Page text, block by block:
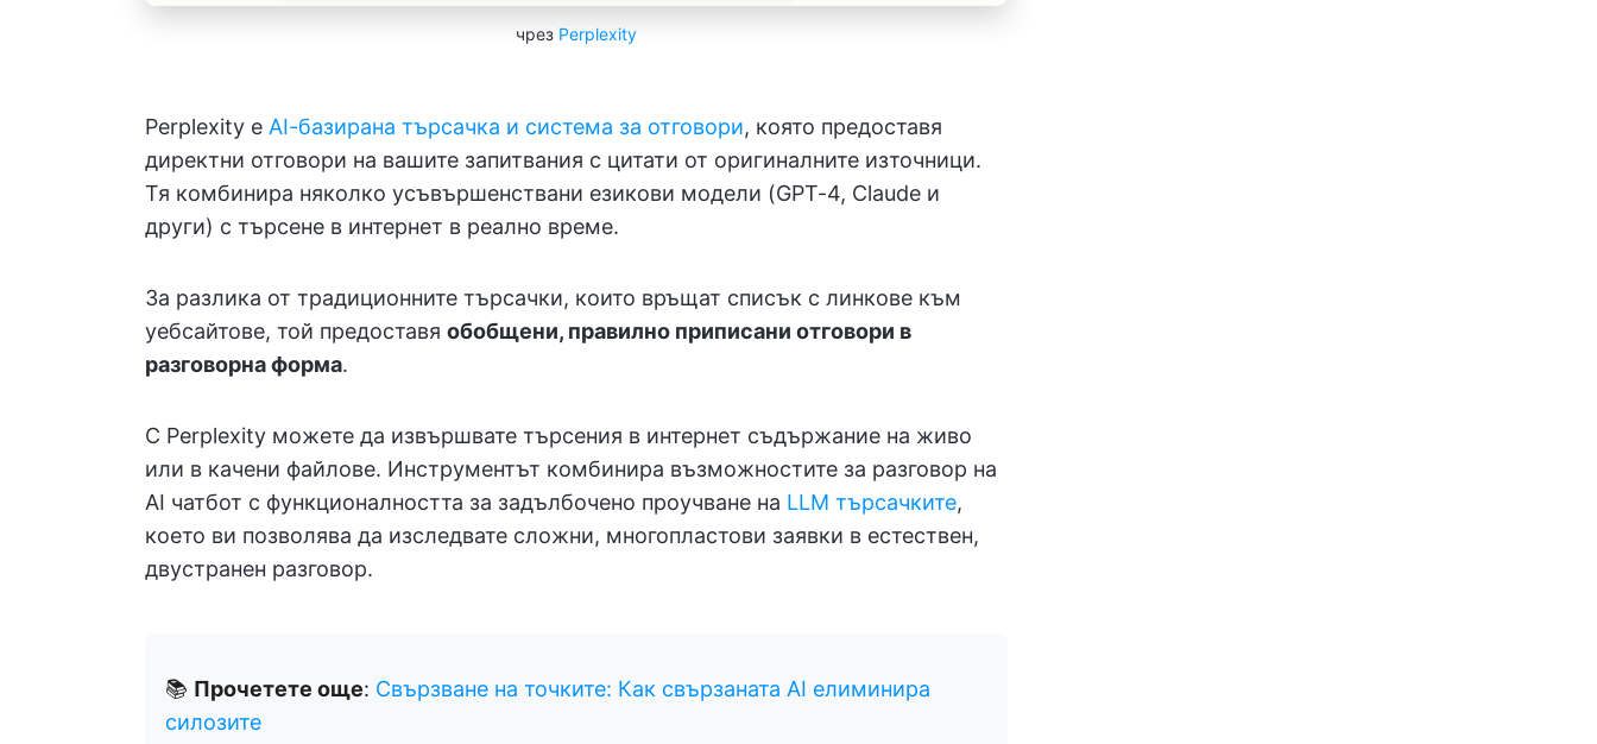
чрез Perplexity
Perplexity е AI-базирана търсачка и система за отговори, която предоставя
директни отговори на вашите запитвания с цитати от оригиналните източници.
Тя комбинира няколко усъвършенствани езикови модели (GPT-4, Claude и
други) с търсене в интернет в реално време.
За разлика от традиционните търсачки, които връщат списък с линкове към
уебсайтове, той предоставя обобщени, правилно приписани отговори в
разговорна форма.
С Perplexity можете да извършвате търсения в интернет съдържание на живо
или в качени файлове. Инструментът комбинира възможностите за разговор на
AI чатбот с функционалността за задълбочено проучване на LLM търсачките,
което ви позволява да изследвате сложни, многопластови заявки в естествен,
двустранен разговор.
📚 Прочетете още: Свързване на точките: Как свързаната AI елиминира
силозите